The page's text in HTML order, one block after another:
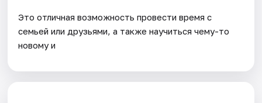
Это отличная возможность провести время с
семьей или друзьями, а также научиться чему-то
новому и